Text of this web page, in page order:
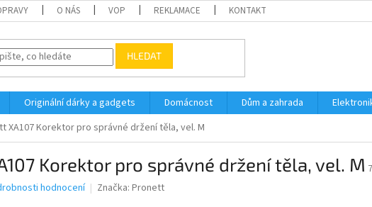
O NÁS VOP REKLAMACE KONTAKT PODMÍNKY
HLEDAT
Originální dárky a gadgets Domácnost Dům a zahrada
XA107 Korektor pro správné držení těla, vel. M
Korektor pro správné držení těla, vel. M
hodnocení Značka: Pronett